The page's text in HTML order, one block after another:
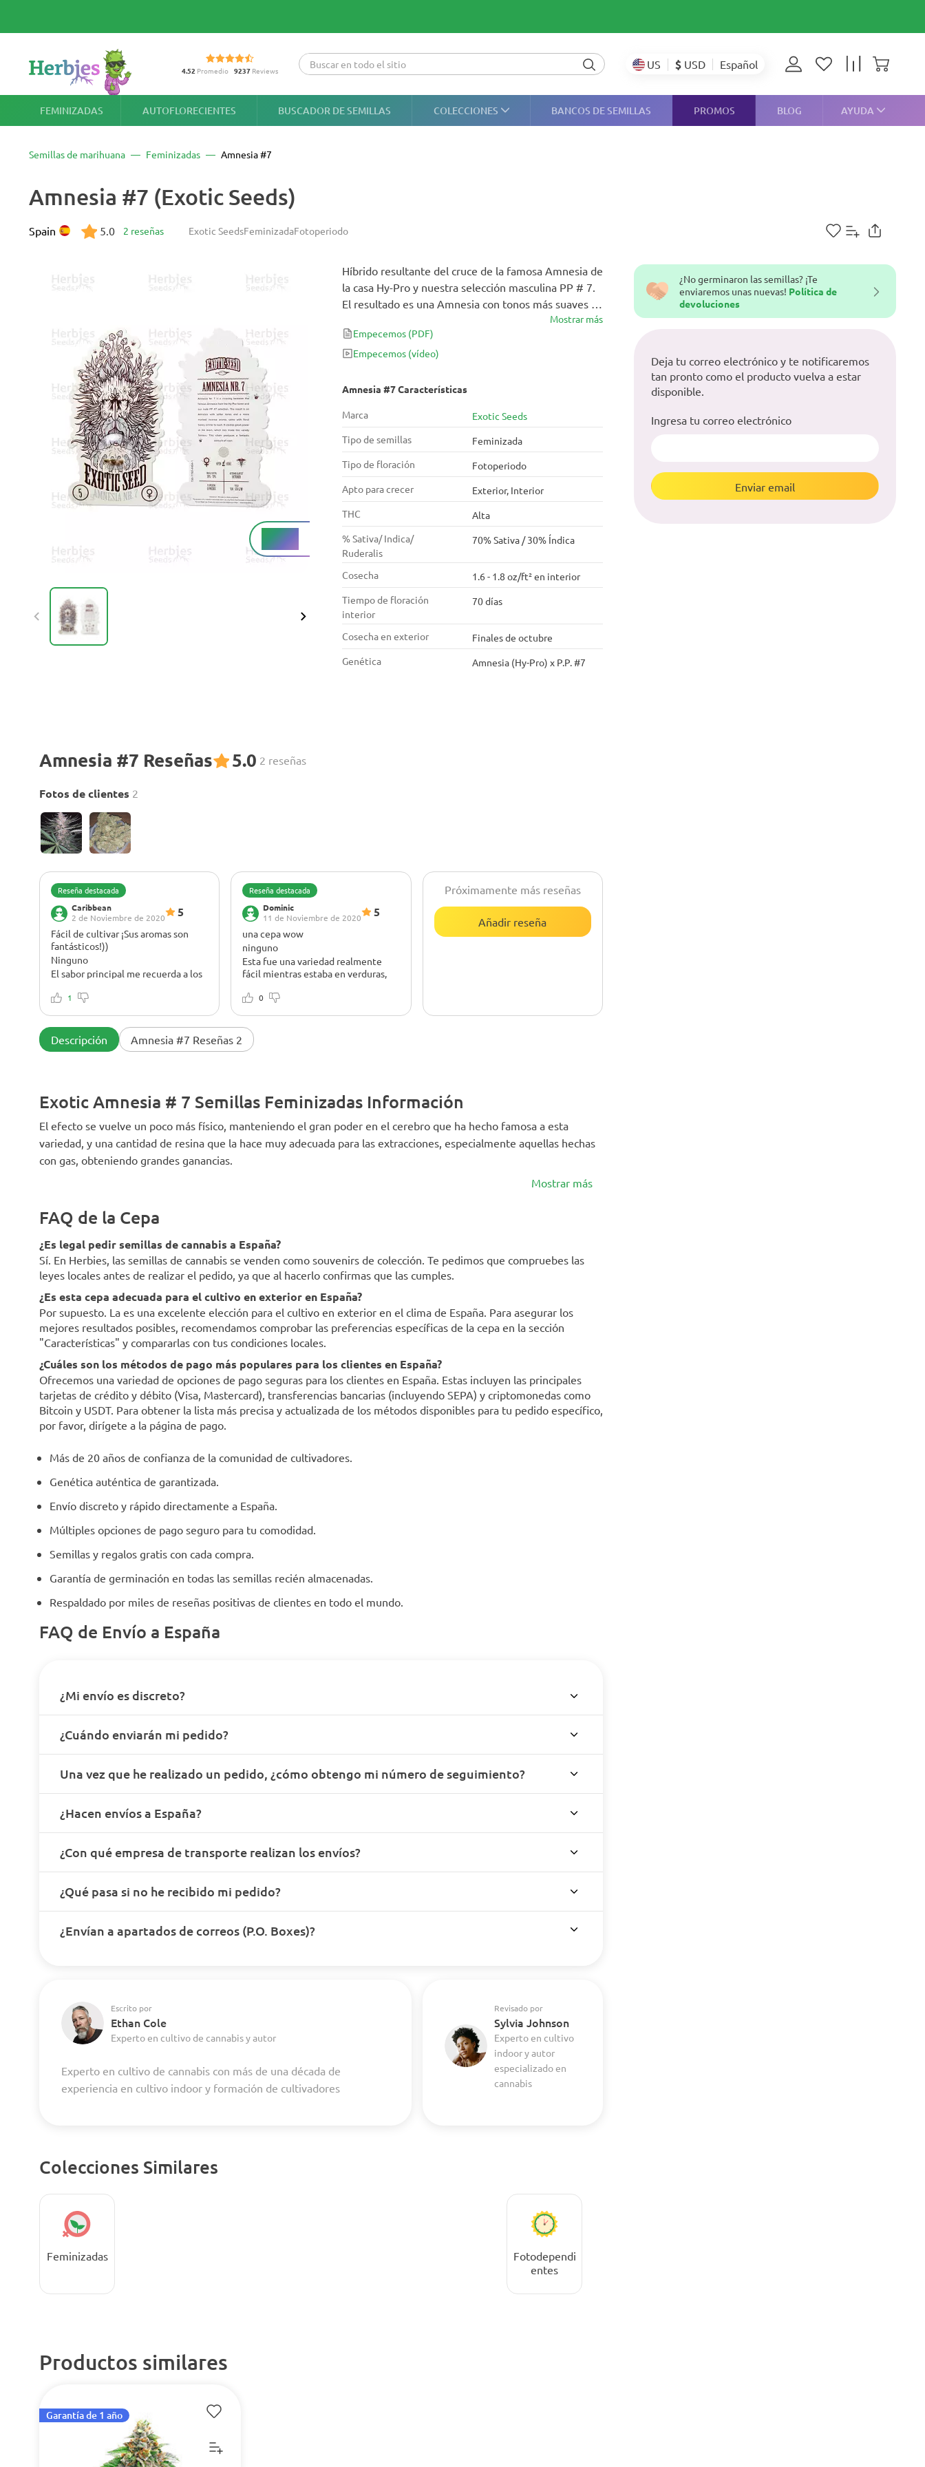
4.52 Promedio 9237 Reviews US $ USD Español
FEMINIZADAS AUTOFLORECIENTES BUSCADOR DE SEMILLAS COLECCIONES BANCOS DE SEMILLAS PROMOS BLOG AYUDA
Semillas de marihuana Feminizadas Amnesia #7
Alta%
THC
Amnesia #7 (Exotic Seeds)
Exotic SeedsFeminizadaFotoperiodo
Spain 5.0 2 reseñas
Amnesia #7 Características
Marca
Exotic Seeds
Tipo de semillas
Feminizada
Tipo de floración
Fotoperiodo
Apto para crecer
Exterior, Interior
THC
Alta
% Sativa/ Indica/
Ruderalis
70% Sativa / 30% Índica
Cosecha
1.6 - 1.8 oz/ft² en interior
Tiempo de floración
interior
70 días
Cosecha en exterior
Finales de octubre
Genética
Amnesia (Hy-Pro) x P.P. #7
Amnesia #7 Reseñas 5.0 2 reseñas
Fotos de clientes 2
Reseña destacada
Caribbean
2 de Noviembre de 2020
5
Fácil de cultivar ¡Sus aromas son
fantásticos!))
Ninguno
El sabor principal me recuerda a los
melocotones reales, más como el
sabor predominante puedes sentir
toques de menta fina cada vez que
sabroso. Como prefiero las hierbas
frescas, creo que después de una
curación podría perder lo que
realmente me gusta de ella, pero
también podría aportar un sabor
diferente, más amaderado y
la descripción del efecto llegará
pronto.
1
Reseña destacada
Dominic
11 de Noviembre de 2020
5
una cepa wow
ninguno
Esta fue una variedad realmente
fácil mientras estaba en verduras,
solo podar un poco en flor para abrir
0
Próximamente más reseñas
Añadir reseña
Descripción Amnesia #7 Reseñas 2
Híbrido resultante del cruce de la famosa Amnesia de
la casa Hy-Pro y nuestra selección masculina PP # 7.
El resultado es una Amnesia con tonos más suaves y
un aroma a incienso más marcado, pudiendo incluso
encontrar individuos con tonos florales, similares a la
kush. La estructura cambia a una más robusta,
formados por Amnesia.
Mostrar más
Empecemos (PDF)
Empecemos (vídeo)
Exotic Amnesia # 7 Semillas Feminizadas Información
El efecto se vuelve un poco más físico, manteniendo el gran poder en el cerebro que ha hecho famosa a esta
variedad, y una cantidad de resina que la hace muy adecuada para las extracciones, especialmente aquellas hechas
con gas, obteniendo grandes ganancias.
Mostrar más
FAQ de la Cepa
¿Es legal pedir semillas de cannabis a España?
Sí. En Herbies, las semillas de cannabis se venden como souvenirs de colección. Te pedimos que compruebes las
leyes locales antes de realizar el pedido, ya que al hacerlo confirmas que las cumples.
¿Es esta cepa adecuada para el cultivo en exterior en España?
Por supuesto. La es una excelente elección para el cultivo en exterior en el clima de España. Para asegurar los
mejores resultados posibles, recomendamos comprobar las preferencias específicas de la cepa en la sección
"Características" y compararlas con tus condiciones locales.
¿Cuáles son los métodos de pago más populares para los clientes en España?
Ofrecemos una variedad de opciones de pago seguras para los clientes en España. Estas incluyen las principales
tarjetas de crédito y débito (Visa, Mastercard), transferencias bancarias (incluyendo SEPA) y criptomonedas como
Bitcoin y USDT. Para obtener la lista más precisa y actualizada de los métodos disponibles para tu pedido específico,
por favor, dirígete a la página de pago.
Más de 20 años de confianza de la comunidad de cultivadores.
Genética auténtica de garantizada.
Envío discreto y rápido directamente a España.
Múltiples opciones de pago seguro para tu comodidad.
Semillas y regalos gratis con cada compra.
Garantía de germinación en todas las semillas recién almacenadas.
Respaldado por miles de reseñas positivas de clientes en todo el mundo.
FAQ de Envío a España
¿Mi envío es discreto?
¿Cuándo enviarán mi pedido?
Una vez que he realizado un pedido, ¿cómo obtengo mi número de seguimiento?
¿Hacen envíos a España?
¿Con qué empresa de transporte realizan los envíos?
¿Qué pasa si no he recibido mi pedido?
¿Envían a apartados de correos (P.O. Boxes)?
Escrito por
Ethan Cole
Experto en cultivo de cannabis y autor
Experto en cultivo de cannabis con más de una década de
experiencia en cultivo indoor y formación de cultivadores
Revisado por
Sylvia Johnson
Experto en cultivo
indoor y autor
especializado en
cannabis
Colecciones Similares
Feminizadas
Fotodependi
entes
¿No germinaron las semillas? ¡Te
enviaremos unas nuevas! Política de
devoluciones
Deja tu correo electrónico y te notificaremos
tan pronto como el producto vuelva a estar
disponible.
Ingresa tu correo electrónico
Enviar email
Productos similares
Garantía de 1 año